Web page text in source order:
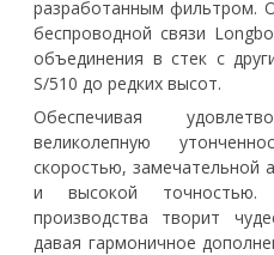
разработанным фильтром.
беспроводной связи
объединения в стек с
S/510 до редких высот.
Обеспечивая
великолепную
скоростью,
и высокой точностью.
производства творит
давая гармоничное